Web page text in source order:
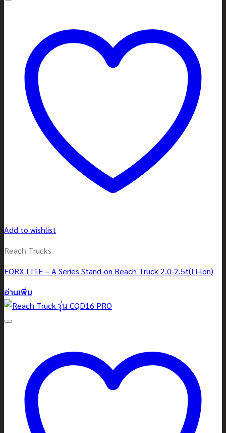
Add to wishlist
Reach Trucks
FORX LITE – A Series Stand-on Reach Truck 2.0-2.5t(Li-Ion)
อ่านเพิ่ม